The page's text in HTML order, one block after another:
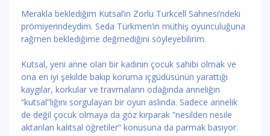
Merakla beklediğim Kutsal’ın Zorlu Turkcell Sahnesi’ndeki
prömiyerindeydim. Seda Türkmen’in müthiş oyunculuğuna
rağmen beklediğime değmediğini söyleyebilirim.
Kutsal, yeni anne olan bir kadının çocuk sahibi olmak ve
ona en iyi şekilde bakıp koruma içgüdüsünün yarattığı
kaygılar, korkular ve travmaların odağında anneliğin
“kutsal”lığını sorgulayan bir oyun aslında. Sadece annelik
de değil çocuk olmaya da göz kırparak “nesilden nesile
aktarılan kalıtsal öğretiler” konusuna da parmak basıyor.